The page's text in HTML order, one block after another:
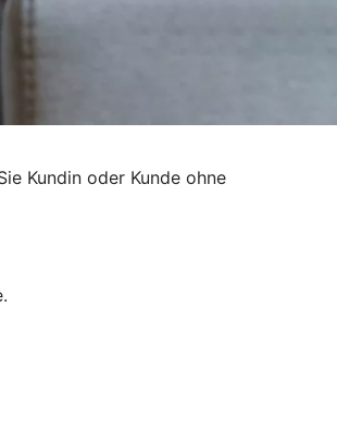
Kundin oder Kunde ohne